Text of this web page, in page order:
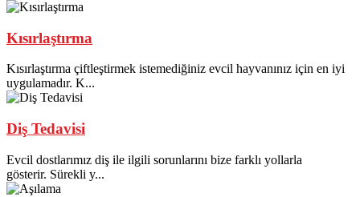
Kısırlaştırma
Kısırlaştırma çiftleştirmek istemediğiniz evcil hayvanınız için en iyi
uygulamadır. K...
Diş Tedavisi
Evcil dostlarımız diş ile ilgili sorunlarını bize farklı yollarla
gösterir. Sürekli y...